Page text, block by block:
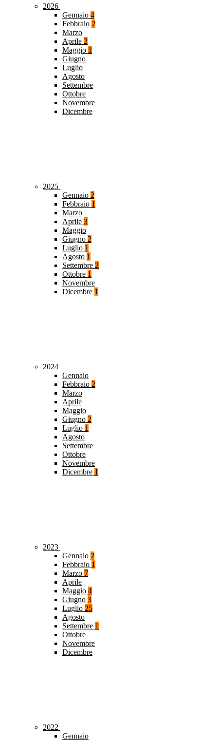
2026
Gennaio 4
Febbraio 2
Marzo
Aprile 2
Maggio 1
Giugno
Luglio
Agosto
Settembre
Ottobre
Novembre
Dicembre
2025
Gennaio 2
Febbraio 1
Marzo
Aprile 3
Maggio
Giugno 2
Luglio 1
Agosto 1
Settembre 2
Ottobre 1
Novembre
Dicembre 1
2024
Gennaio
Febbraio 2
Marzo
Aprile
Maggio
Giugno 2
Luglio 1
Agosto
Settembre
Ottobre
Novembre
Dicembre 1
2023
Gennaio 2
Febbraio 1
Marzo 7
Aprile
Maggio 4
Giugno 3
Luglio 25
Agosto
Settembre 1
Ottobre
Novembre
Dicembre
2022
Gennaio